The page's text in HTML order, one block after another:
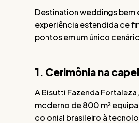
Destination weddings bem
experiência estendida de
pontos em um único
1. Cerimônia na
A Bisutti Fazenda
moderno de 800 m²
colonial brasileiro à